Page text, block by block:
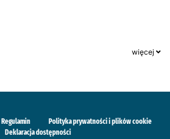
więcej
Regulamin
Polityka prywatności i plików cookie
Deklaracja dostępności